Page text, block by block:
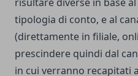
tipologia di conto, e al
(direttamente in filiale,
prescindere quindi dal
in cui verranno recapitati